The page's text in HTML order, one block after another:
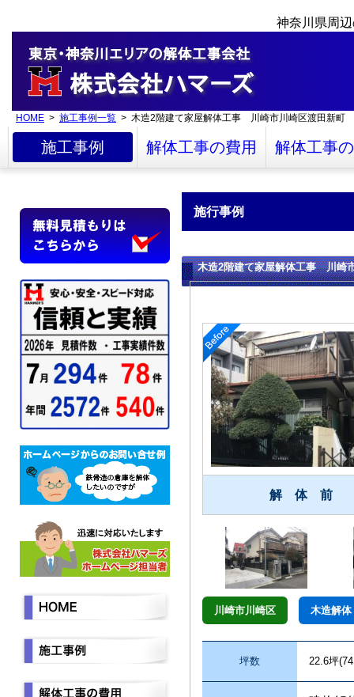
神奈川県周
HOME > 施工事例一覧 > 木造2階建て家屋解体工事 川崎市川崎区渡田新町
施工事例 解体工事の費用 解体工事
施行事例
木造2階建て家屋解体工事 川崎
解 体 前
川崎市川崎区 木造解体
坪数 22.6坪